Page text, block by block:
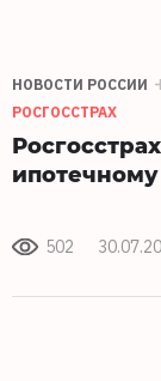
НОВОСТИ РОССИИ
РОСГОССТРАХ
502